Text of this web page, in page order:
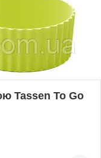
Tassen To Go